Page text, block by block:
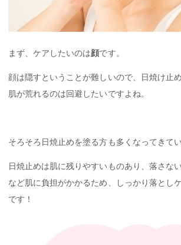
まず、ケアしたいのは顔です。
顔は隠すということが難しいので、日焼け止
肌が荒れるのは回避したいですよね。
そろそろ日焼止めを塗る方も多くなってきて
日焼止めは肌に残りやすいものあり、落さな
など肌に負担がかかるため、しっかり落とし
です！